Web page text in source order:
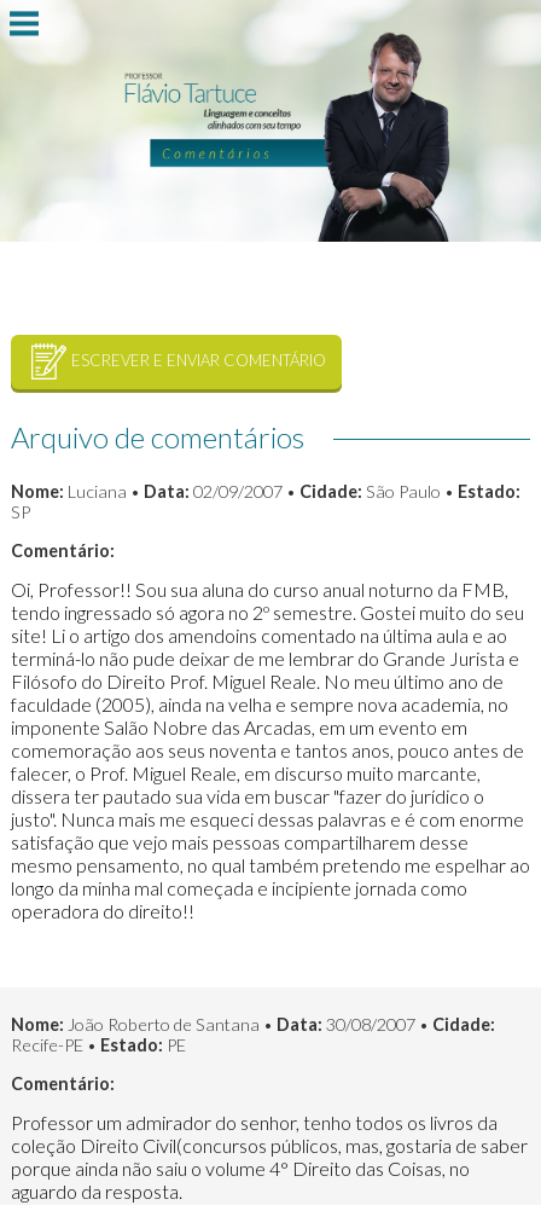
ESCREVER E ENVIAR COMENTÁRIO
Arquivo de comentários
Nome: Luciana • Data: 02/09/2007 • Cidade: São Paulo • Estado:
SP
Comentário:
Oi, Professor!! Sou sua aluna do curso anual noturno da FMB,
tendo ingressado só agora no 2º semestre. Gostei muito do seu
site! Li o artigo dos amendoins comentado na última aula e ao
terminá-lo não pude deixar de me lembrar do Grande Jurista e
Filósofo do Direito Prof. Miguel Reale. No meu último ano de
faculdade (2005), ainda na velha e sempre nova academia, no
imponente Salão Nobre das Arcadas, em um evento em
comemoração aos seus noventa e tantos anos, pouco antes de
falecer, o Prof. Miguel Reale, em discurso muito marcante,
dissera ter pautado sua vida em buscar "fazer do jurídico o
justo". Nunca mais me esqueci dessas palavras e é com enorme
satisfação que vejo mais pessoas compartilharem desse
mesmo pensamento, no qual também pretendo me espelhar ao
longo da minha mal começada e incipiente jornada como
operadora do direito!!
Nome: João Roberto de Santana • Data: 30/08/2007 • Cidade:
Recife-PE • Estado: PE
Comentário:
Professor um admirador do senhor, tenho todos os livros da
coleção Direito Civil(concursos públicos, mas, gostaria de saber
porque ainda não saiu o volume 4° Direito das Coisas, no
aguardo da resposta.